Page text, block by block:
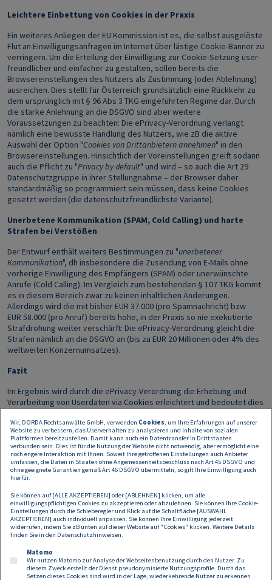
Leichtere Einbettung von Cookies in der Praxis
Ein weiteres Anliegen der EU Kommission ist es, die selbst ausgelöste
Flut an Einwilligungsanfragen im Internet über lästige Cookie-Banner zu
verringern. Um die Erteilung der Einwilligung zur Cookie-Setzung user-
freundlicher und einfacher zu gestalten, sollen bereits die
Browsereinstellungen des Nutzers als Zustimmung (oder Ablehnung)
ausreichen. Dies stellt für Österreich grundsätzlich eine Rückkehr zu
dem ursprünglich mit § 96 Abs 3 TKG eingeführten Regime dar. Durch
die starke Anlehnung an die DSGVO sind aber weitere
Voraussetzungen zu beachten: Die ePrivacy-Verordnung verlangt
nämlich eine bewusste Handlung des Nutzers, wie zB die aktive
Auswahl der Option "Cookies von Drittanbietern annehmen" in den
Browsereinstellungen. Hinsichtlich der Voreinstellungen greift sodann
auch die Pflicht zu "Privacy by default" und wird – so auch die Art 29
Datenschutzgruppe in ihrer Stellungnahme – der Browser daher
standardmäßig so programmiert sein müssen, dass keine Cookies
gesetzt werden (die datenschutzfreundlichste Variante).
Unerbetene Kommunikation (SPAM, Cold Calling) und harte
Strafen bei Verstößen
Der Entwurf enthält weiters Bestimmungen zu "unerbetener
Kommunikation", dh insbesondere die Zusendung von E-Mails ohne
vorherige Einwilligung des Empfängers (SPAM) oder unerwünschte
Anrufe (Cold Calling). Im Vergleich zum bestehenden § 107 TKG kommt
es in diesem Bereich zwar zu keinen inhaltlichen Änderungen.
Allerdings wird die mit bisher EUR 37.000 (pro Spamnachricht) bzw
EUR 58.000 (pro Anruf) bereits hohe, in der Praxis so nie exekutierte
Strafdrohung weiter verschärft: Die ePrivacy-Verordnung gleicht die
Strafen nämlich an die DSGVO an (bis zu EUR 20 Millionen oder 4% des
weltweiten Konzernumsatzes).
Fazit
Im Ergebnis wird durch die ePrivacy-Verordnung die Erhebung und
Verarbeitung von Userdaten via Cookies erleichtert und bedeutet dies
mannigfache Verweise die in einigen Bereichen, wie insbesondere
hinsichtlich der Voraussetzungen für eine gültige Einwilligung,
strengere DSGVO auf die elektronische Kommunikation erstreckt.
Unbedachte E-Mail-Newsletter, Kundenanrufe oder Cookies sind
zudem nun einem noch höheren Strafrisiko ausgesetzt.
25.5.2018) bietet aber – trotz der noch fehlenden Finalfassung der
ePrivacy-Verordnung – die Möglichkeit einheitlicher
Implementierungsmaßnahmen (etwa Anpassung aktuell verwendeter
Einwilligungserklärungen).
Wir, DORDA Rechtsanwälte GmbH, verwenden Cookies, um Ihre Erfahrungen auf unserer
Website zu verbessern, das Userverhalten zu analysieren und Inhalte von sozialen
Plattformen bereitzustellen. Damit kann auch ein Datentransfer in Drittstaaten
verbunden sein. Dies ist für die Nutzung der Website nicht notwendig, aber ermöglicht eine
noch engere Interaktion mit Ihnen. Soweit Ihre getroffenen Einstellungen auch Anbieter
umfassen, die Daten in Staaten ohne Angemessenheitsbeschluss nach Art 45 DSGVO und
ohne geeignete Garantien gemäß Art 46 DSGVO übermitteln, so gilt Ihre Einwilligung auch
hierfür.
Sie können auf [ALLE AKZEPTIEREN] oder [ABLEHNEN] klicken, um alle
einwilligungspflichtigen Cookies zu akzeptieren oder abzulehnen. Sie können Ihre Cookie-
Einstellungen durch die Schieberegler und Klick auf die Schaltfläche [AUSWAHL
AKZEPTIEREN] auch individuell anpassen. Sie können Ihre Einwilligung jederzeit
widerrufen, indem Sie zB unten auf dieser Website auf "Cookies" klicken. Weitere Details
finden Sie in den Datenschutzhinweisen.
Matomo
Wir nutzen Matomo zur Analyse der Webseitenbenutzung durch den Nutzer. Zu
diesem Zweck erstellt der Dienst pseudonymisierte Nutzungsprofile. Durch das
Setzen dieses Cookies sind wird in der Lage, wiederkehrende Nutzer zu erkennen